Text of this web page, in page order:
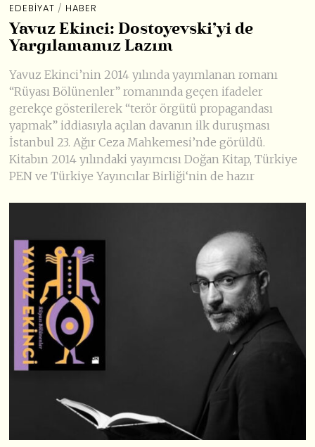
EDEBIYAT / HABER
Yavuz Ekinci: Dostoyevski’yi de
Yargılamamız Lazım
Yavuz Ekinci’nin 2014 yılında yayımlanan romanı
“Rüyası Bölünenler” romanında geçen ifadeler
gerekçe gösterilerek “terör örgütü propagandası
yapmak” iddiasıyla açılan davanın ilk duruşması
İstanbul 23. Ağır Ceza Mahkemesi’nde görüldü.
Kitabın 2014 yılındaki yayımcısı Doğan Kitap, Türkiye
PEN ve Türkiye Yayıncılar Birliği‘nin de hazır